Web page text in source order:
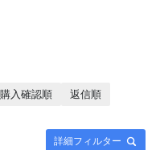
詳細フィルター
購入確認順
返信順